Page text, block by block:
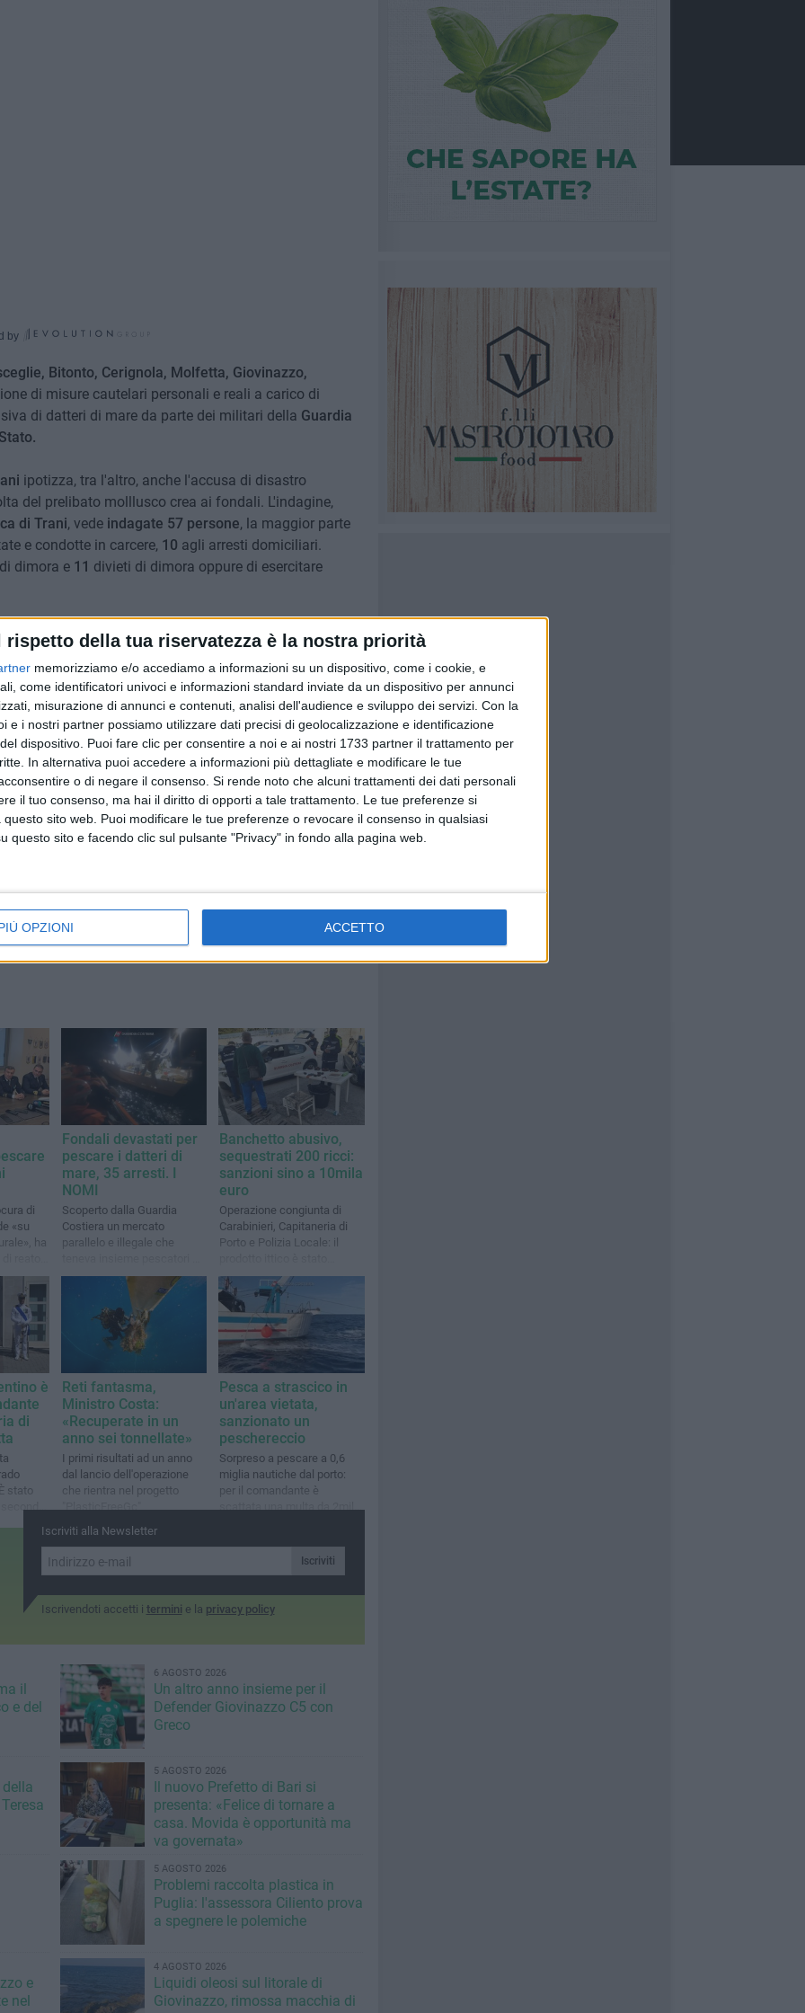
rispetto della tua riservatezza è la nostra priorità
memorizziamo e/o accediamo a informazioni su un dispositivo, come i cookie, e
come identificatori univoci e informazioni standard inviate da un dispositivo per annunci
misurazione di annunci e contenuti, analisi dell'audience e sviluppo dei servizi. Con la
e i nostri partner possiamo utilizzare dati precisi di geolocalizzazione e identificazione
dispositivo. Puoi fare clic per consentire a noi e ai nostri 1733 partner il trattamento per
In alternativa puoi accedere a informazioni più dettagliate e modificare le tue
o di negare il consenso. Si rende noto che alcuni trattamenti dei dati personali
il tuo consenso, ma hai il diritto di opporti a tale trattamento. Le tue preferenze si
sito web. Puoi modificare le tue preferenze o revocare il consenso in qualsiasi
questo sito e facendo clic sul pulsante "Privacy" in fondo alla pagina web.
OPZIONI ACCETTO
by
Bitonto, Cerignola, Molfetta, Giovinazzo,
di misure cautelari personali e reali a carico di
di datteri di mare da parte dei militari della Guardia
ipotizza, tra l'altro, anche l'accusa di disastro
del prelibato molllusco crea ai fondali. L'indagine,
di Trani, vede indagate 57 persone, la maggior parte
e condotte in carcere, 10 agli arresti domiciliari.
dimora e 11 divieti di dimora oppure di esercitare
box di vendita di pesce, pescherecci e di attività
del denaro ritenuto provento della vendita dei datteri,
dell'attività, è stata indetta una conferenza stampa
6 AGOSTO 2026
Lavori sul litorale, gli
aggiornamenti del sindaco di
Giovinazzo - FOTO
di
«su
ha
Fondali devastati per
pescare i datteri di
mare, 35 arresti. I
NOMI
Scoperto dalla Guardia
Costiera un mercato
parallelo e illegale che
frodo e esercizi commerciali
Banchetto abusivo,
sequestrati 200 ricci:
sanzioni sino a 10mila
euro
Operazione congiunta di
Carabinieri, Capitaneria di
Porto e Polizia Locale: il
rigettato in mare
è
di
stato
seconda
Reti fantasma,
Ministro Costa:
«Recuperate in un
anno sei tonnellate»
I primi risultati ad un anno
dal lancio dell'operazione
che rientra nel progetto
"PlasticFreeGc"
Pesca a strascico in
un'area vietata,
sanzionato un
peschereccio
Sorpreso a pescare a 0,6
miglia nautiche dal porto:
per il comandante è
scattata una multa da 2mila
Iscriviti alla Newsletter
Iscriviti
Iscrivendoti accetti i termini e la privacy policy
il
e del
6 AGOSTO 2026
Un altro anno insieme per il
Defender Giovinazzo C5 con
Greco
5 AGOSTO 2026
Il nuovo Prefetto di Bari si
presenta: «Felice di tornare a
casa. Movida è opportunità ma
va governata»
5 AGOSTO 2026
Problemi raccolta plastica in
Puglia: l'assessora Ciliento prova
a spegnere le polemiche
e
nel
4 AGOSTO 2026
Liquidi oleosi sul litorale di
Giovinazzo, rimossa macchia di